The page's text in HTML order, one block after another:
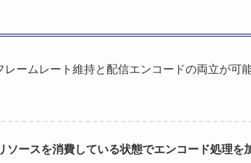
ームレート維持と配信エンコードの両立が可
ースを消費している状態でエンコード処理を